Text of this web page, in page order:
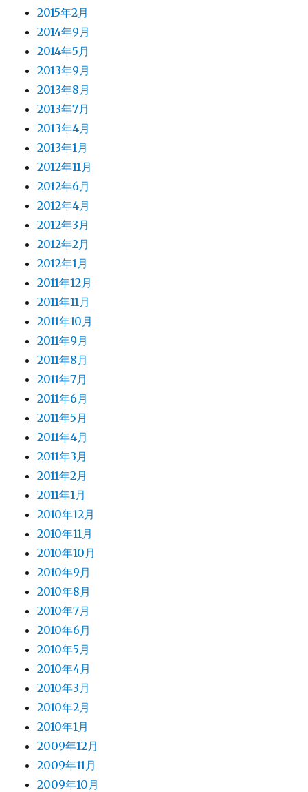
2015年2月
2014年9月
2014年5月
2013年9月
2013年8月
2013年7月
2013年4月
2013年1月
2012年11月
2012年6月
2012年4月
2012年3月
2012年2月
2012年1月
2011年12月
2011年11月
2011年10月
2011年9月
2011年8月
2011年7月
2011年6月
2011年5月
2011年4月
2011年3月
2011年2月
2011年1月
2010年12月
2010年11月
2010年10月
2010年9月
2010年8月
2010年7月
2010年6月
2010年5月
2010年4月
2010年3月
2010年2月
2010年1月
2009年12月
2009年11月
2009年10月